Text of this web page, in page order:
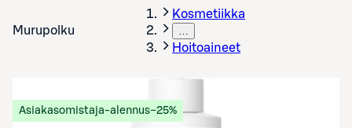
Murupolku
Kosmetiikka
…
Hoitoaineet
Asiakasomistaja-alennus−25%